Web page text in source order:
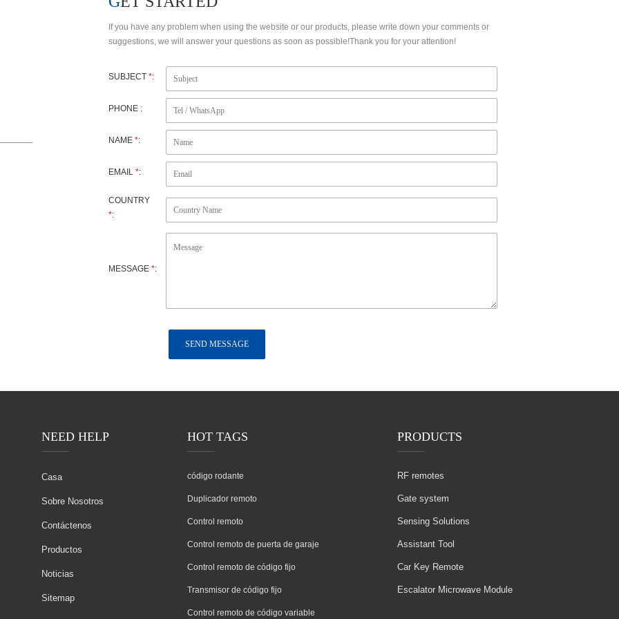
If you have any problem when using the website or our products, please write down your comments or
suggestions, we will answer your questions as soon as possible!Thank you for your attention!
SUBJECT *:
PHONE :
NAME *:
EMAIL *:
COUNTRY
*:
MESSAGE *:
NEED HELP
Casa
Sobre Nosotros
Contáctenos
Productos
Noticias
Sitemap
HOT TAGS
código rodante
Duplicador remoto
Control remoto
Control remoto de puerta de garaje
Control remoto de código fijo
Transmisor de código fijo
Control remoto de código variable
PRODUCTS
RF remotes
Gate system
Sensing Solutions
Assistant Tool
Car Key Remote
Escalator Microwave Module